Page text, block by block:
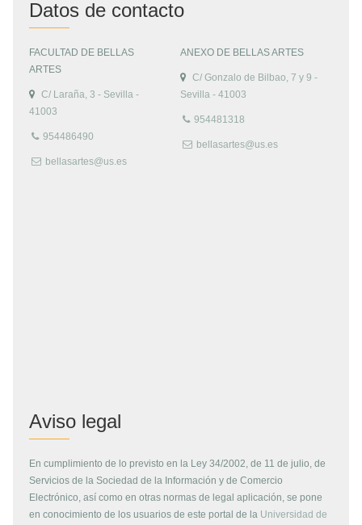
Datos de contacto
FACULTAD DE BELLAS
ARTES
C/ Laraña, 3 - Sevilla -
41003
954486490
bellasartes@us.es
ANEXO DE BELLAS ARTES
C/ Gonzalo de Bilbao, 7 y 9 -
Sevilla - 41003
954481318
bellasartes@us.es
Aviso legal
En cumplimiento de lo previsto en la Ley 34/2002, de 11 de julio, de
Servicios de la Sociedad de la Información y de Comercio
Electrónico, así como en otras normas de legal aplicación, se pone
en conocimiento de los usuarios de este portal de la Universidad de